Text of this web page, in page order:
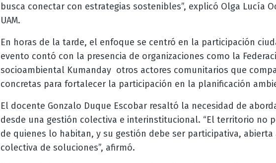
busca conectar con estrategias sostenibles”, explicó Olga Lucía
UAM.
En horas de la tarde, el enfoque se centró en la participación
evento contó con la presencia de organizaciones como la
socioambiental Kumanday otros actores comunitarios que
concretas para fortalecer la participación en la planificación
El docente Gonzalo Duque Escobar resaltó la necesidad de
desde una gestión colectiva e interinstitucional. “El territorio no
de quienes lo habitan, y su gestión debe ser participativa,
colectiva de soluciones”, afirmó.